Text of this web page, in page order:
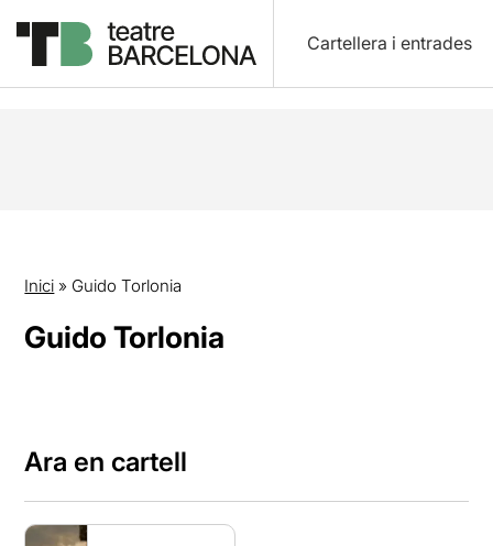
Cartellera i entrades
Inici » Guido Torlonia
Guido Torlonia
Ara en cartell